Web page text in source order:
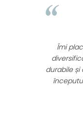
Îmi place mult faptul
diversificării – de la
și au ventuze
începutul diversificării